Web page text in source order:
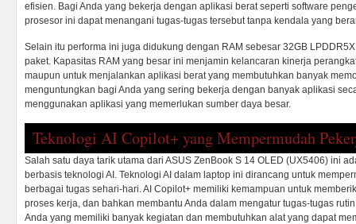
efisien. Bagi Anda yang bekerja dengan aplikasi berat seperti software
prosesor ini dapat menangani tugas-tugas tersebut tanpa kendala yang
Selain itu performa ini juga didukung dengan RAM sebesar 32GB
paket. Kapasitas RAM yang besar ini menjamin kelancaran kinerja
maupun untuk menjalankan aplikasi berat yang membutuhkan banyak
menguntungkan bagi Anda yang sering bekerja dengan banyak aplikasi
menggunakan aplikasi yang memerlukan sumber daya besar.
Teknologi AI Copilot+ yang Mempermudah
Salah satu daya tarik utama dari ASUS ZenBook S 14 OLED (UX5406) ini
berbasis teknologi AI. Teknologi AI dalam laptop ini dirancang untuk
berbagai tugas sehari-hari. AI Copilot+ memiliki kemampuan untuk
proses kerja, dan bahkan membantu Anda dalam mengatur tugas-tugas
Anda yang memiliki banyak kegiatan dan membutuhkan alat yang dapat